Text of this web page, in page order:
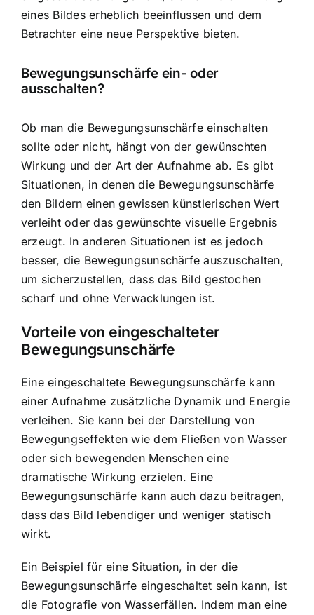
eines Bildes erheblich beeinflussen und dem
Betrachter eine neue Perspektive bieten.
Bewegungsunschärfe ein- oder
ausschalten?
Ob man die Bewegungsunschärfe einschalten
sollte oder nicht, hängt von der gewünschten
Wirkung und der Art der Aufnahme ab. Es gibt
Situationen, in denen die Bewegungsunschärfe
den Bildern einen gewissen künstlerischen Wert
verleiht oder das gewünschte visuelle Ergebnis
erzeugt. In anderen Situationen ist es jedoch
besser, die Bewegungsunschärfe auszuschalten,
um sicherzustellen, dass das Bild gestochen
scharf und ohne Verwacklungen ist.
Vorteile von eingeschalteter
Bewegungsunschärfe
Eine eingeschaltete Bewegungsunschärfe kann
einer Aufnahme zusätzliche Dynamik und Energie
verleihen. Sie kann bei der Darstellung von
Bewegungseffekten wie dem Fließen von Wasser
oder sich bewegenden Menschen eine
dramatische Wirkung erzielen. Eine
Bewegungsunschärfe kann auch dazu beitragen,
dass das Bild lebendiger und weniger statisch
wirkt.
Ein Beispiel für eine Situation, in der die
Bewegungsunschärfe eingeschaltet sein kann, ist
die Fotografie von Wasserfällen. Indem man eine